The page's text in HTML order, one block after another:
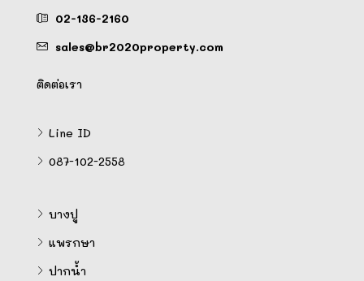
02-136-2160
sales@br2020property.com
ติดต่อเรา
Line ID
087-102-2558
บางปู
แพรกษา
ปากน้ำ